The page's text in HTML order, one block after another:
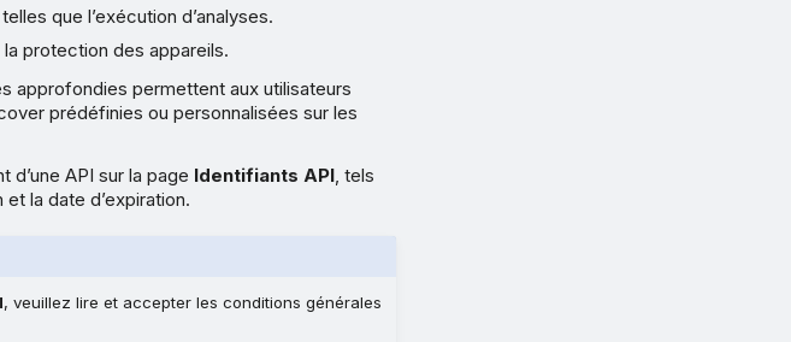
que l’exécution d’analyses.
protection des appareils.
approfondies permettent aux utilisateurs
prédéfinies ou personnalisées sur les
d’une API sur la page Identifiants API , tels
la date d’expiration.
, veuillez lire et accepter les conditions générales